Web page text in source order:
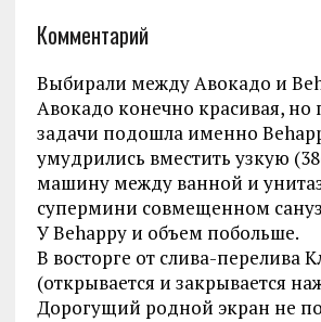
Комментарий
Выбирали между Авокадо и
Авокадо конечно красивая,
задачи подошла именно
умудрились вместить узкую
машину между ванной и
супермини совмещенном
У Behappy и объем побольше.
В восторге от слива-перелива
(открывается и закрывается
Дорогущий родной экран не